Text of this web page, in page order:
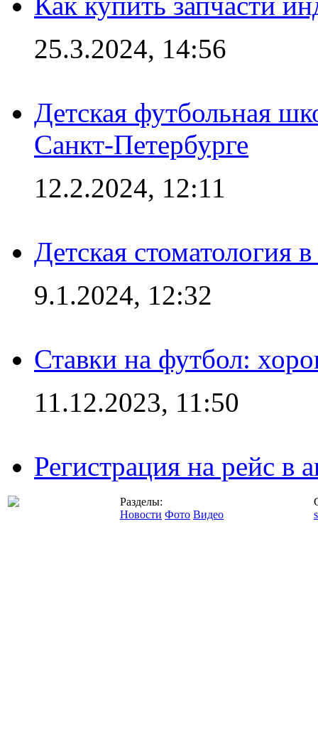
25.3.2024, 14:56
Детская футбольная
Санкт-Петербурге
12.2.2024, 12:11
Детская стоматология
9.1.2024, 12:32
Ставки на футбол:
11.12.2023, 11:50
Регистрация на рейс в
Разделы:
Новости Фото Видео